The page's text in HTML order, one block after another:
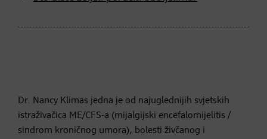
Dr. Nancy Klimas jedna je od najuglednijih svjetskih
istraživačica ME/CFS-a (mijalgijski encefalomijelitis /
sindrom kroničnog umora), bolesti živčanog i